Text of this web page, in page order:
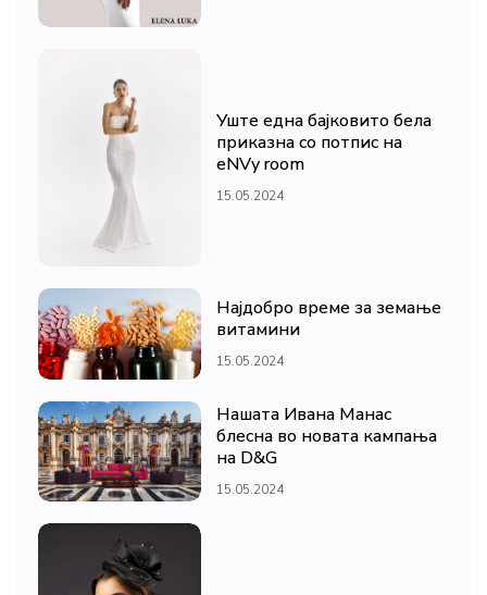
Уште една бајковито бела
приказна со потпис на
eNVy room
15.05.2024
Најдобро време за земање
витамини
15.05.2024
Нашата Ивана Манас
блесна во новата кампања
на D&G
15.05.2024